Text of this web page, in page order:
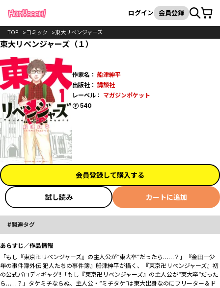
検索
ログイン 会員登録カート
TOP コミック 東大リベンジャーズ
東大リベンジャーズ（１）
作家名： 船津紳平
出版社： 講談社
レーベル： マガジンポケット
540
ポイント
会員登録して購入する
試し読み カートに追加
関連タグ
あらすじ／作品情報
「もし『東京卍リベンジャーズ』の主人公が“東大卒”だったら……？」『金田一少
年の事件簿外伝 犯人たちの事件簿』船津紳平が描く、『東京卍リベンジャーズ』初
の公式パロディギャグ!!「もし『東京卍リベンジャーズ』の主人公が“東大卒”だった
ら……？」タケミチならぬ、主人公・“ミチタケ”は東大出身なのにフリーター＆ド